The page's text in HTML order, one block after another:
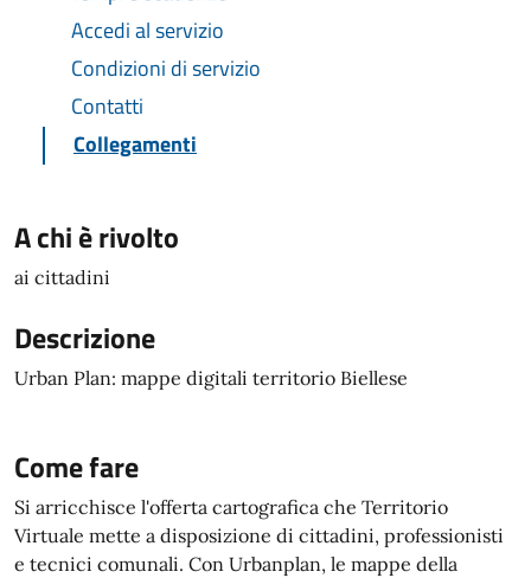
Accedi al servizio
Condizioni di servizio
Contatti
Collegamenti
A chi è rivolto
ai cittadini
Descrizione
Urban Plan: mappe digitali territorio Biellese
Come fare
Si arricchisce l'offerta cartografica che Territorio
Virtuale mette a disposizione di cittadini, professionisti
e tecnici comunali. Con Urbanplan, le mappe della